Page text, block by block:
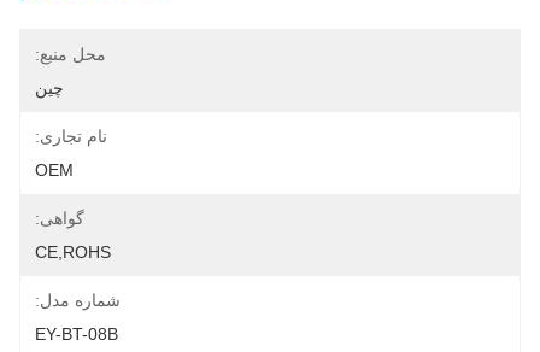
محل منبع:
چین
نام تجاری:
OEM
گواهی:
CE,ROHS
شماره مدل:
EY-BT-08B